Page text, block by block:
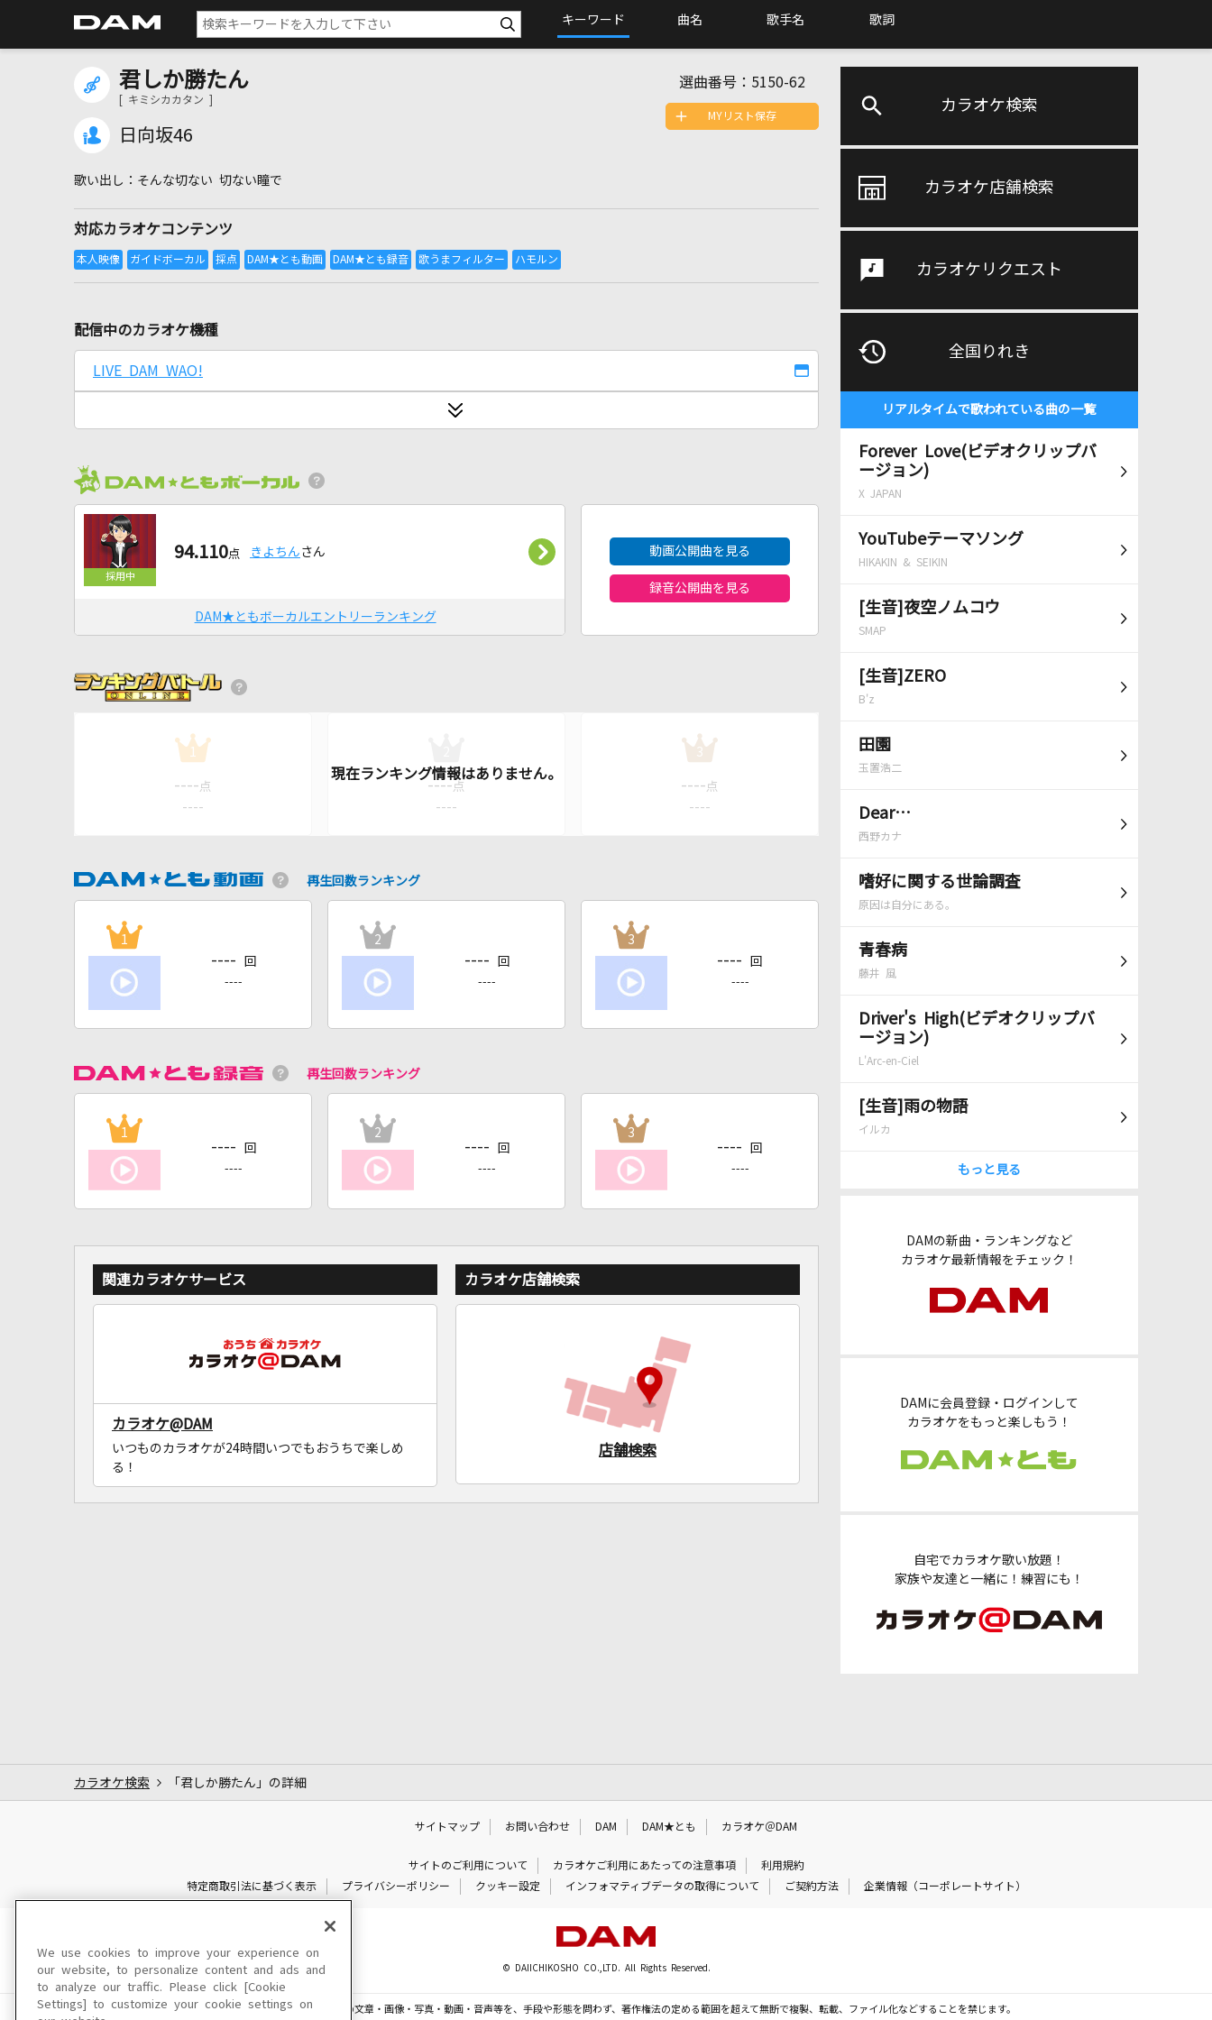
キーワード 曲名 歌手名 歌詞
カラオケ検索
カラオケ店舗検索
カラオケリクエスト
全国りれき
リアルタイムで歌われている曲の一覧
Forever Love(ビデオクリップバ
ージョン)
X JAPAN
YouTubeテーマソング
HIKAKIN & SEIKIN
[生音]夜空ノムコウ
SMAP
[生音]ZERO
B'z
田園
玉置浩二
Dear…
西野カナ
嗜好に関する世論調査
原因は自分にある。
青春病
藤井 風
Driver's High(ビデオクリップバ
ージョン)
L'Arc-en-Ciel
[生音]雨の物語
イルカ
もっと見る
DAMの新曲・ランキングなど
カラオケ最新情報をチェック！
DAMに会員登録・ログインして
カラオケをもっと楽しもう！
自宅でカラオケ歌い放題！
家族や友達と一緒に！練習にも！
君しか勝たん
[ キミシカカタン ]
日向坂46
選曲番号： 5150-62
そんな切ない 切ない瞳で
対応カラオケコンテンツ
MYリスト保存
配信中のカラオケ機種
LIVE DAM WAO!
94.110点 きよちん さん
DAM★ともボーカルエントリーランキング
動画公開曲を見る
録音公開曲を見る
1
---- 点
----
---- 点
----
3
---- 点
----
再生回数ランキング
1
---- 回
----
2
---- 回
----
3
---- 回
----
再生回数ランキング
1
---- 回
----
2
---- 回
----
3
---- 回
----
関連カラオケサービス
カラオケ@DAM
いつものカラオケが24時間いつでもおうちで楽しめ
る！
カラオケ店舗検索
店舗検索
カラオケ検索 「君しか勝たん」の詳細
サイトマップ お問い合わせ DAM DAM★とも カラオケ＠DAM
サイトのご利用について カラオケご利用にあたっての注意事項
利用規約
特定商取引法に基づく表示
プライバシーポリシー クッキー設定 インフォマティブデータの取得について ご契約方法 企業情報（コーポレートサイト）
© DAIICHIKOSHO CO.,LTD. All Rights Reserved.
このサイトに掲載されている一切の文章・画像・写真・動画・音声等を、手段や形態を問わず、著作権法の定める範囲を超えて無断で複製、転載、ファイル化などすることを禁じます。
We use cookies to improve your experience on
our website, to personalize content and ads and
to analyze our traffic. Please click [Cookie
Settings] to customize your cookie settings on